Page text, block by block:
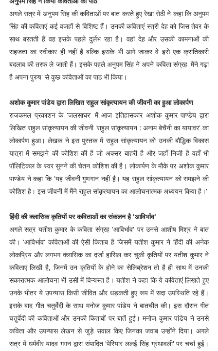
अगले सत्र में अनुपम सिंह की कविताओं पर बात करते हुए रेखा सेठी ने कहा कि अनुपम
सिंह की कविताएं कई वजहों से विशिष्ट हैं। उनकी कविताएं स्त्री देह को जिस तेवर के
साथ बरतती हैं वह इसके पहले दुर्लभ रहा है। वहां देह और उसकी कामनाओं की
सहजता का स्वीकार ही नहीं है बल्कि इसके भी आगे जाकर वे इसे एक क्रांतिकारी
बदलाव की तरफ ले जाती हैं। इसके पहले अनुपम सिंह ने अपने कविता संग्रह 'मैंने गढ़ा
है अपना पुरुष' से कुछ कविताओं का पाठ भी किया।
अशोक कुमार पांडेय द्वारा लिखित राहुल सांकृत्यायन की जीवनी का हुआ लोकार्पण
राजकमल प्रकाशन के 'जलसाघर' में आज इतिहासकार अशोक कुमार पाण्डेय द्वारा
लिखित राहुल सांकृत्यायन की जीवनी 'राहुल सांकृत्यायन : अनाम बेचैनी का यायावर' का
लोकार्पण हुआ। लेखक ने इस पुस्तक में राहुल सांकृत्यायन को उनकी बौद्धिक विकास
यात्रा में समझने की कोशिश की है जो अक्सर बाहरी है और जहाँ निजी है वहाँ भी
पॉलिटिकल के स्वर सुनने की चेतन कोशिश की है। लोकार्पण के मौके पर अशोक कुमार
पाण्डेय ने कहा कि 'यह जीवनी गुणगान नहीं है़। यह राहुल सांकृत्यायन को समझने की
कोशिश है़। इस जीवनी में मैंने राहुल सांकृत्यायन का आलोचनात्मक अध्ययन किया है़।'
हिंदी की क्लासिक कृतियों पर कविताओं का संकलन है 'आविर्भाव'
अगले सत्र यतीश कुमार के कविता संग्रह 'आविर्भाव' पर उनसे आशीष मिश्र ने बात
की। 'आविर्भाव' कविताओं की ऐसी किताब है जिसमें यतीश कुमार ने हिंदी की अनेक
लोकप्रिय और लगभग क्लासिक का दर्जा हासिल कर चुकी कृतियों पर यतीश कुमार ने
कविताएं लिखी है, जिनमें उन कृतियों के होने का सेलिब्रेशन तो है ही साथ में उनकी
सकारात्मक आलोचना भी उसी में विन्यस्त है। यतीश ने कहा कि ये कविताएं लिखते हुए
उनके भीतर ये उपन्यास किसी जीवित और धड़कती हुए रूप में सदा उपस्थिति रहे हैं।
इसके बाद गीत चतुर्वेदी के साथ मनोज कुमार पांडेय ने बातचीत की। इस दौरान गीत
चतुर्वेदी की कविताओं और उनकी किताबों पर बातें हुईं। मनोज कुमार पांडेय ने उनसे
कविता और उपन्यास लेखन से जुड़े सवाल किए जिनका जवाब उन्होंने दिया। अगले
सत्र में धर्मवीर यादव गगन द्वारा संपादित 'पेरियार ललई सिंह ग्रंथावली' पर चर्चा हुई।